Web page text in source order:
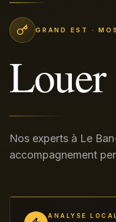
GRAND EST ·
Louer
Nos experts à Le
accompagnement
ANALYSE